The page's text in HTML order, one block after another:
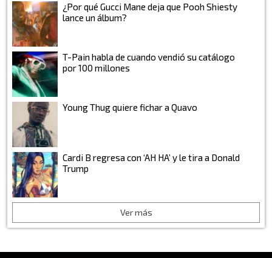
¿Por qué Gucci Mane deja que Pooh Shiesty
lance un álbum?
T-Pain habla de cuando vendió su catálogo
por 100 millones
Young Thug quiere fichar a Quavo
Cardi B regresa con ‘AH HA’ y le tira a Donald
Trump
Ver más